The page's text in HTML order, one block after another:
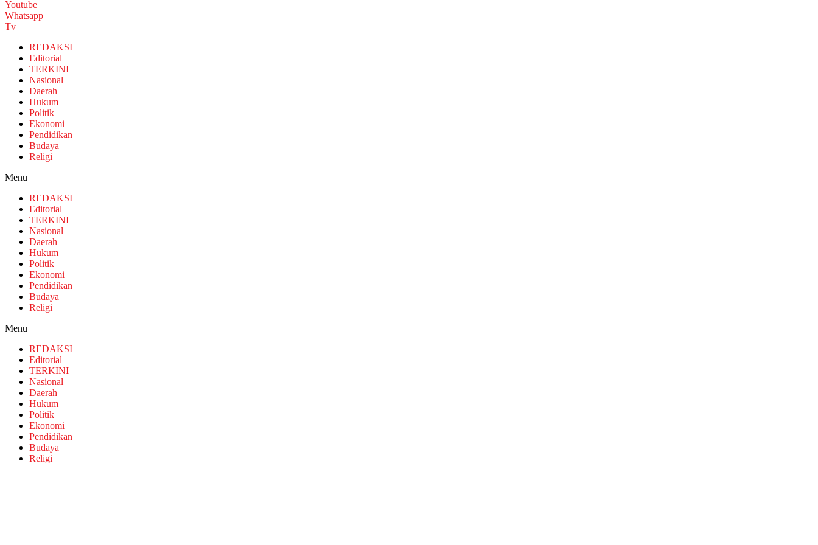
Youtube
Whatsapp
Tv
REDAKSI
Editorial
TERKINI
Nasional
Daerah
Hukum
Politik
Ekonomi
Pendidikan
Budaya
Religi
Menu
REDAKSI
Editorial
TERKINI
Nasional
Daerah
Hukum
Politik
Ekonomi
Pendidikan
Budaya
Religi
Menu
REDAKSI
Editorial
TERKINI
Nasional
Daerah
Hukum
Politik
Ekonomi
Pendidikan
Budaya
Religi